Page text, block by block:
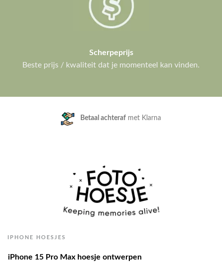
Scherpeprijs
Beste prijs / kwaliteit dat je momenteel kan vinden.
Klanten geven ons een9.3/10
IPHONE HOESJES
iPhone 15 Pro Max hoesje ontwerpen